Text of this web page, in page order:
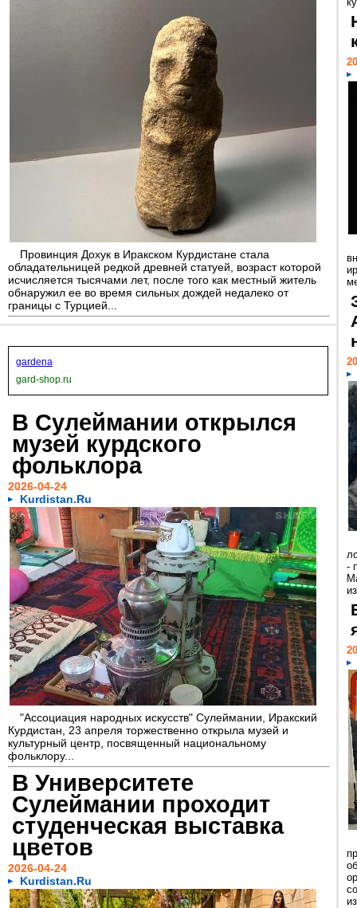
Провинция Дохук в Иракском Курдистане стала
обладательницей редкой древней статуей, возраст которой
исчисляется тысячами лет, после того как местный житель
обнаружил ее во время сильных дождей недалеко от
границы с Турцией...
gardena
gard-shop.ru
В Сулеймании открылся
музей курдского
фольклора
2026-04-24
Kurdistan.Ru
"Ассоциация народных искусств" Сулеймании, Иракский
Курдистан, 23 апреля торжественно открыла музей и
культурный центр, посвященный национальному
фольклору...
В Университете
Сулеймании проходит
студенческая выставка
цветов
2026-04-24
Kurdistan.Ru
-